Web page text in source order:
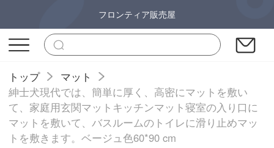
フロンティア販売屋
トップ
マット
紳士犬現代では、簡単に厚く、高密にマットを敷い
て、家庭用玄関マットキッチンマット寝室の入り口に
マットを敷いて、バスルームのトイレに滑り止めマッ
トを敷きます。ベージュ色60*90 cm